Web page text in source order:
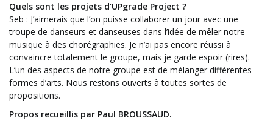
Quels sont les projets d’UPgrade Project ?
Seb : J’aimerais que l’on puisse collaborer un jour avec une
troupe de danseurs et danseuses dans l’idée de mêler notre
musique à des chorégraphies. Je n’ai pas encore réussi à
convaincre totalement le groupe, mais je garde espoir (rires).
L’un des aspects de notre groupe est de mélanger différentes
formes d’arts. Nous restons ouverts à toutes sortes de
propositions.
Propos recueillis par Paul BROUSSAUD.